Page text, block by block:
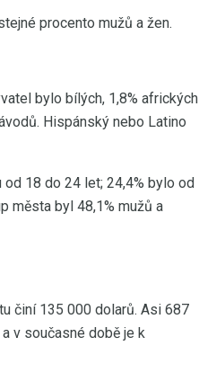
procento mužů a žen.
bylo bílých, 1,8% afrických
Hispánský nebo Latino
18 do 24 let; 24,4% bylo od
města byl 48,1% mužů a
činí 135 000 dolarů. Asi 687
v současné době je k